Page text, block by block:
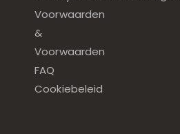
Voorwaarden
&
Voorwaarden
FAQ
Cookiebeleid